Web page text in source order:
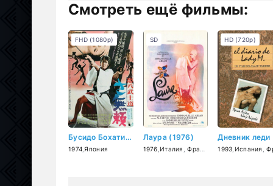
Смотреть ещё фильмы:
Бусидо Бохати: Путь злодея (1974)
1974 Япония
FHD (1080p)
Лаура (1976)
1976 ,Италия ,Франция
SD
1993 Испания ,
HD (720p)